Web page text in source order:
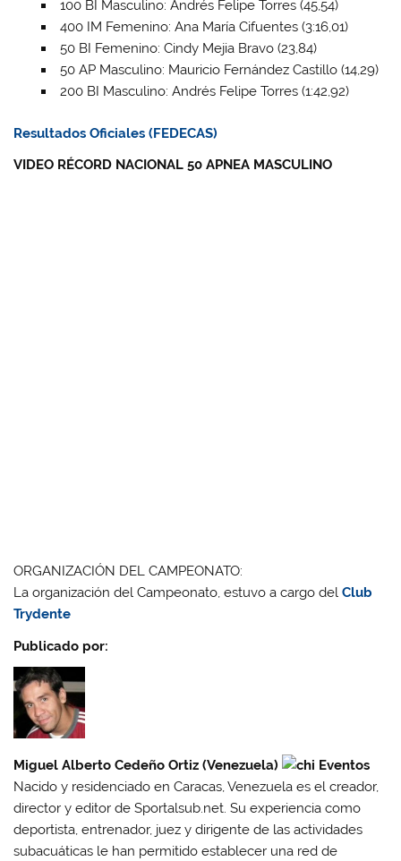
100 BI Masculino: Andrés Felipe Torres (45,54)
400 IM Femenino: Ana María Cifuentes (3:16,01)
50 BI Femenino: Cindy Mejia Bravo (23,84)
50 AP Masculino: Mauricio Fernández Castillo (14,29)
200 BI Masculino: Andrés Felipe Torres (1:42,92)
Resultados Oficiales (FEDECAS)
VIDEO RÉCORD NACIONAL 50 APNEA MASCULINO
ORGANIZACIÓN DEL CAMPEONATO:
La organización del Campeonato, estuvo a cargo delClub
Trydente
Publicado por:
Miguel Alberto Cedeño Ortiz (Venezuela)
Nacido y residenciado en Caracas, Venezuela es el creador,
director y editor de Sportalsub.net. Su experiencia como
deportista, entrenador, juez y dirigente de las actividades
subacuáticas le han permitido establecer una red de